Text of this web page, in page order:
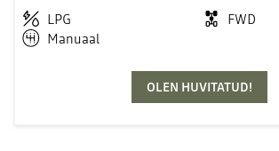
LPG
FWD
Manuaal
OLEN HUVITATUD!